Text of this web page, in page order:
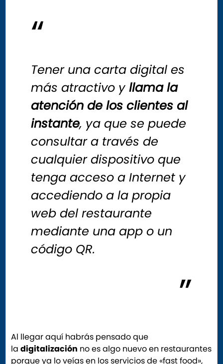
Tener una carta digital es
más atractivo yllama la
atención de los clientes al
instante, ya que se puede
consultar a través de
cualquier dispositivo que
tenga acceso a Internet y
accediendo a la propia
web del restaurante
mediante una app o un
código QR.
Al llegar aquí habrás pensado que
ladigitalización no es algo nuevo en restaurantes
porque ya lo veías en los servicios de «fast food»,